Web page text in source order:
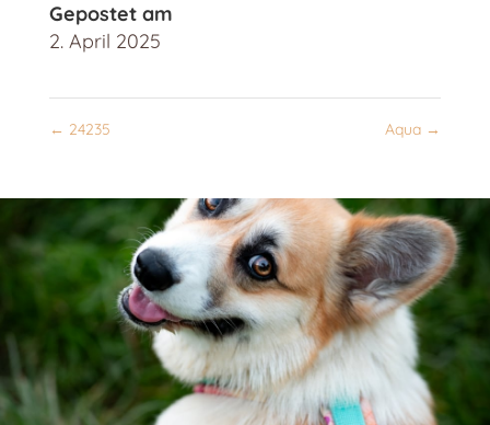
Gepostet am
2. April 2025
← 24235 Aqua →